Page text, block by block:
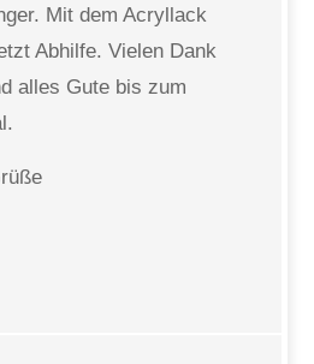
Mit dem Acryllack
Abhilfe. Vielen Dank
alles Gute bis zum